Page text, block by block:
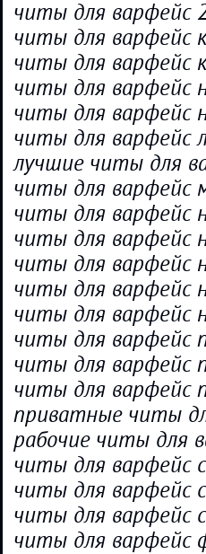
читы для варфейс
читы для варфейс
читы для варфейс
читы для варфейс
читы для варфейс
читы для варфейс
лучшие читы для
читы для варфейс
читы для варфейс
читы для варфейс
читы для варфейс
читы для варфейс
читы для варфейс
читы для варфейс
читы для варфейс
читы для варфейс
приватные читы
рабочие читы для
читы для варфейс
читы для варфейс
читы для варфейс
читы для варфейс